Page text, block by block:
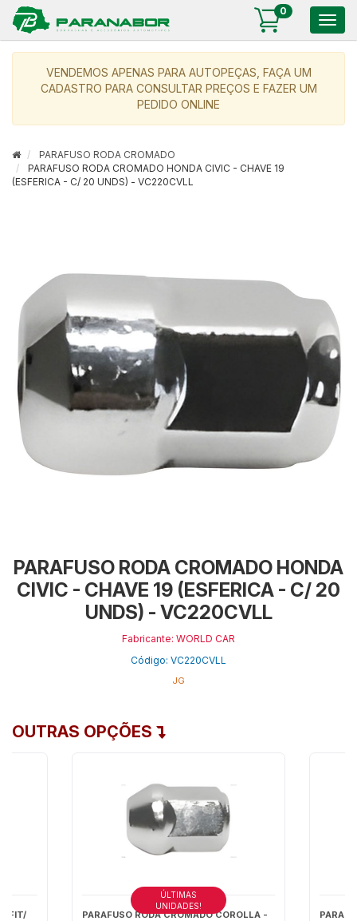
0
VENDEMOS APENAS PARA AUTOPEÇAS, FAÇA UM
CADASTRO PARA CONSULTAR PREÇOS E FAZER UM
PEDIDO ONLINE
PARAFUSO RODA CROMADO
PARAFUSO RODA CROMADO HONDA CIVIC - CHAVE 19
(ESFERICA - C/ 20 UNDS) - VC220CVLL
PARAFUSO RODA CROMADO HONDA
CIVIC - CHAVE 19 (ESFERICA - C/ 20
UNDS) - VC220CVLL
Fabricante: WORLD CAR
Código: VC220CVLL
JG
OUTRAS OPÇÕES
FIT/
PARAFUSO RODA CROMADO COROLLA -
ÚLTIMAS
UNIDADES!